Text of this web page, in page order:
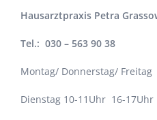
Hausarztpraxis Petra
Tel.: 030 – 563 90 38
Montag/ Donnerstag/ Freitag
Dienstag 10-11Uhr 16-17Uhr